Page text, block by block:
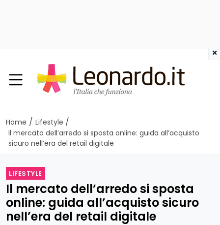
Home / Lifestyle /
Il mercato dell’arredo si sposta online: guida all’acquisto
sicuro nell’era del retail digitale
LIFESTYLE
Il mercato dell’arredo si sposta
online: guida all’acquisto sicuro
nell’era del retail digitale
×